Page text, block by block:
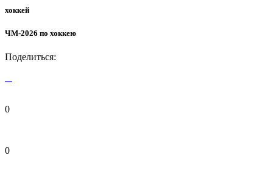
хоккей
ЧМ-2026 по хоккею
Поделиться:
0
0